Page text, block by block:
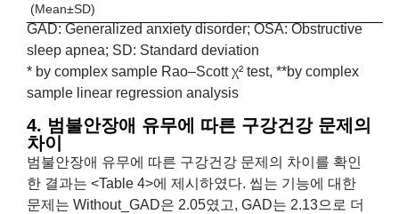
(Mean±SD)
GAD: Generalized anxiety disorder; OSA: Obstructive
sleep apnea; SD: Standard deviation
* by complex sample Rao–Scott χ² test, **by complex
sample linear regression analysis
4. 범불안장애 유무에 따른 구강건강 문제의
차이
범불안장애 유무에 따른 구강건강 문제의 차이를 확인
한 결과는 <Table 4>에 제시하였다. 씹는 기능에 대한
문제는 Without_GAD은 2.05였고, GAD는 2.13으로 더